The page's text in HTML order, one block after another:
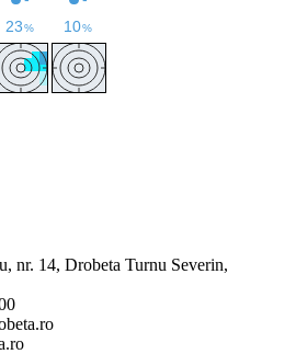
nr. 14, Drobeta Turnu Severin,